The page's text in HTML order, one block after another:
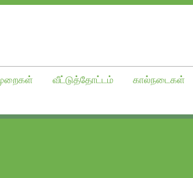
வீட்டுத்தோட்டம்
கால்நடைகள்